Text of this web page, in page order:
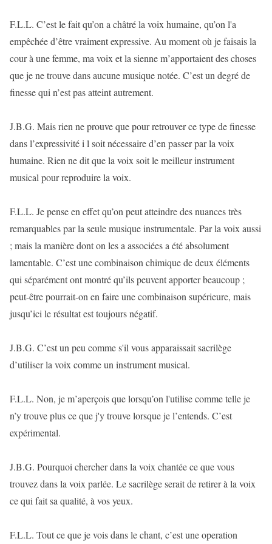
F.L.L. C’est le fait qu’on a châtré la voix humaine, qu’on l'a
empêchée d’être vraiment expressive. Au moment où je faisais la
cour à une femme, ma voix et la sienne m’apportaient des choses
que je ne trouve dans aucune musique notée. C’est un degré de
finesse qui n’est pas atteint autrement.
J.B.G. Mais rien ne prouve que pour retrouver ce type de finesse
dans l’expressivité i l soit nécessaire d’en passer par la voix
humaine. Rien ne dit que la voix soit le meilleur instrument
musical pour reproduire la voix.
F.L.L. Je pense en effet qu’on peut atteindre des nuances très
remarquables par la seule musique instrumentale. Par la voix aussi
; mais la manière dont on les a associées a été absolument
lamentable. C’est une combinaison chimique de deux éléments
qui séparément ont montré qu’ils peuvent apporter beaucoup ;
peut-être pourrait-on en faire une combinaison supérieure, mais
jusqu’ici le résultat est toujours négatif.
J.B.G. C’est un peu comme s'il vous apparaissait sacrilège
d’utiliser la voix comme un instrument musical.
F.L.L. Non, je m’aperçois que lorsqu’on l'utilise comme telle je
n’y trouve plus ce que j'y trouve lorsque je l’entends. C’est
expérimental.
J.B.G. Pourquoi chercher dans la voix chantée ce que vous
trouvez dans la voix parlée. Le sacrilège serait de retirer à la voix
ce qui fait sa qualité, à vos yeux.
F.L.L. Tout ce que je vois dans le chant, c’est une operation